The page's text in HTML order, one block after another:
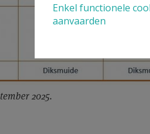
2025.
Enkel functionele
aanvaarden